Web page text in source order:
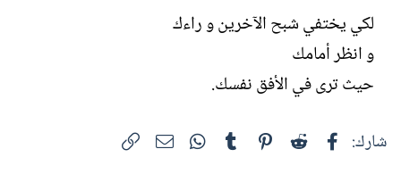
لكي يختفي شبح الآخرين و راءك
و انظر أمامك
حيث ترى في الأفق نفسك.
شارك: فيسبوك Reddit
Pinterest
Tumblr
WhatsAppالبريد الإلكتروني